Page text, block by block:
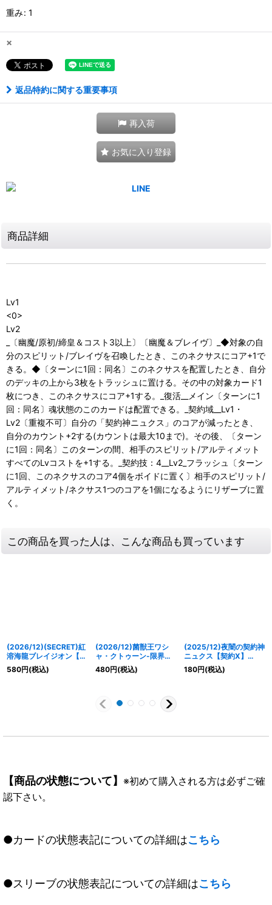
重み: 1
×
返品特約に関する重要事項
再入荷
お気に入り登録
商品詳細
Lv1
<0>
Lv2
_〔幽魔/原初/締皇＆コスト3以上〕〔幽魔＆ブレイヴ〕_◆対象の自
分のスピリット/ブレイヴを召喚したとき、このネクサスにコア+1で
きる。◆〔ターンに1回：同名〕このネクサスを配置したとき、自分
のデッキの上から3枚をトラッシュに置ける。その中の対象カード1
枚につき、このネクサスにコア+1する。_復活__メイン〔ターンに1
回：同名〕魂状態のこのカードは配置できる。_契約域__Lv1・
Lv2〔重複不可〕自分の「契約神ニュクス」のコアが減ったとき、
自分のカウント+2する(カウントは最大10まで)。その後、〔ターン
に1回：同名〕このターンの間、相手のスピリット/アルティメット
すべてのLvコストを+1する。_契約技：4__Lv2_フラッシュ〔ターン
に1回、このネクサスのコア4個をボイドに置く〕相手のスピリット/
アルティメット/ネクサス1つのコアを1個になるようにリザーブに置
く。
この商品を買った人は、こんな商品も買っています
(2026/12)(SECRET)紅
溶海龍ブレイジオン【X-
SEC】{BS75-X02}
《赤》
580円(税込)
(2026/12)菌獣王ワシ
ャ・クトゥーン-限界態-
【CP】{BS75-CP03}
《緑》
480円(税込)
(2025/12)夜闇の契約神
ニュクス【契約X】
{BS72-CX02}《紫》
180円(税込)
【商品の状態について】 ※初めて購入される方は必ずご確
認下さい。
●カードの状態表記についての詳細はこちら
●スリーブの状態表記についての詳細はこちら